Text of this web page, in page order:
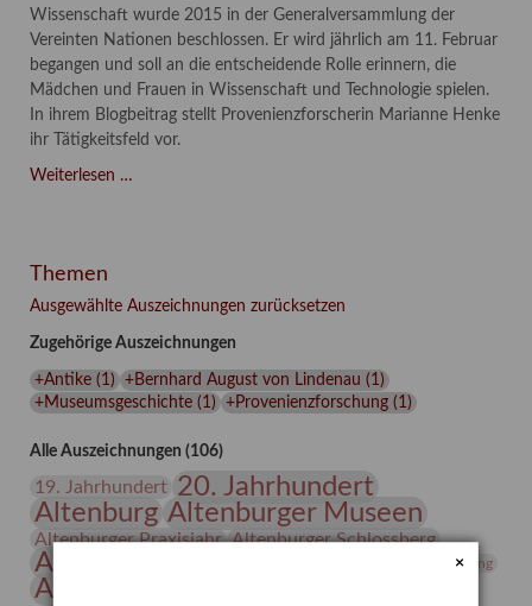
Wissenschaft wurde 2015 in der Generalversammlung der
Vereinten Nationen beschlossen. Er wird jährlich am 11. Februar
begangen und soll an die entscheidende Rolle erinnern, die
Mädchen und Frauen in Wissenschaft und Technologie spielen.
In ihrem Blogbeitrag stellt Provenienzforscherin Marianne Henke
ihr Tätigkeitsfeld vor.
Weiterlesen …
im
des
Lindenau-
Museums
Themen
Ausgewählte Auszeichnungen zurücksetzen
Zugehörige Auszeichnungen
+Antike(1 ) +Bernhard August von Lindenau (1 )
+Museumsgeschichte(1 ) +Provenienzforschung(1 )
Alle Auszeichnungen (106)
19. Jahrhundert 20. Jahrhundert
Altenburg Altenburger Museen
Altenburger Praxisjahr Altenburger Schlossberg
Antike Asta Gröting
Ausstellung
×